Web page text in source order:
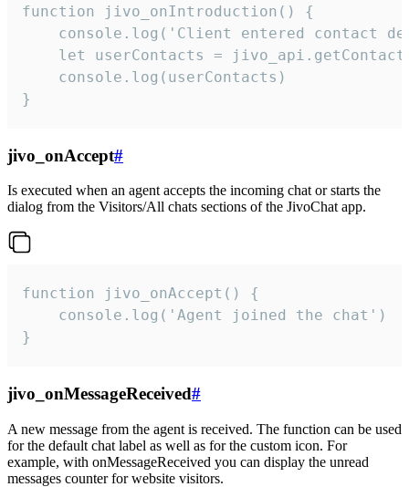
function jivo_onIntroduction() {
console.log('Client entered contact
let userContacts =
    console.log(userContacts)
}
jivo_onAccept#
Is executed when an agent accepts the incoming chat or starts the
dialog from the Visitors/All chats sections of the JivoChat app.
function jivo_onAccept() {
}
jivo_onMessageReceived#
A new message from the agent is received. The function can be used
for the default chat label as well as for the custom icon. For
example, with onMessageReceived you can display the unread
messages counter for website visitors.